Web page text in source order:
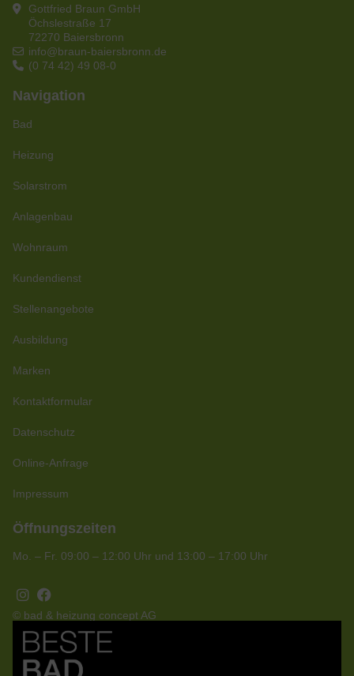
© bad & heizung concept AG
Gottfried Braun GmbH
Öchslestraße 17
72270 Baiersbronn
info@braun-baiersbronn.de
(0 74 42) 49 08-0
Navigation
Bad
Heizung
Solarstrom
Anlagenbau
Wohnraum
Kundendienst
Stellenangebote
Ausbildung
Marken
Kontaktformular
Datenschutz
Online-Anfrage
Impressum
Öffnungszeiten
Mo. – Fr. 09:00 – 12:00 Uhr und 13:00 – 17:00 Uhr